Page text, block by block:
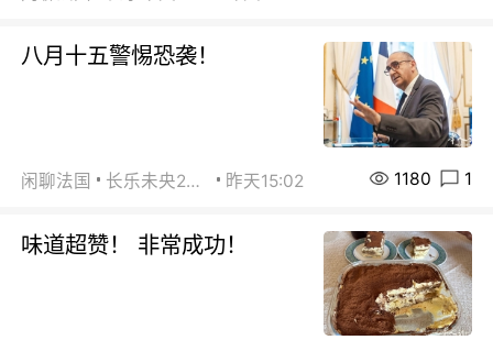
八月十五警惕恐袭！
闲聊法国 长乐未央2015 昨天15:02 1180 1
味道超赞！ 非常成功！